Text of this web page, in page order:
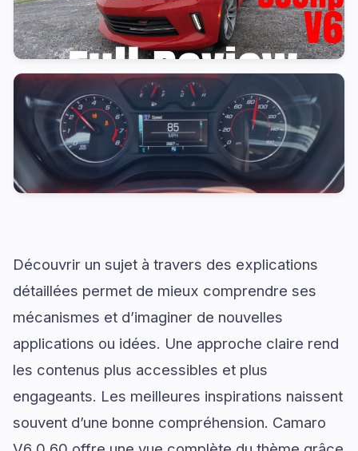
Découvrir un sujet à travers des explications
détaillées permet de mieux comprendre ses
mécanismes et d’imaginer de nouvelles
applications ou idées. Une approche claire rend
les contenus plus accessibles et plus
engageants. Les meilleures inspirations naissent
souvent d’une bonne compréhension. Camaro